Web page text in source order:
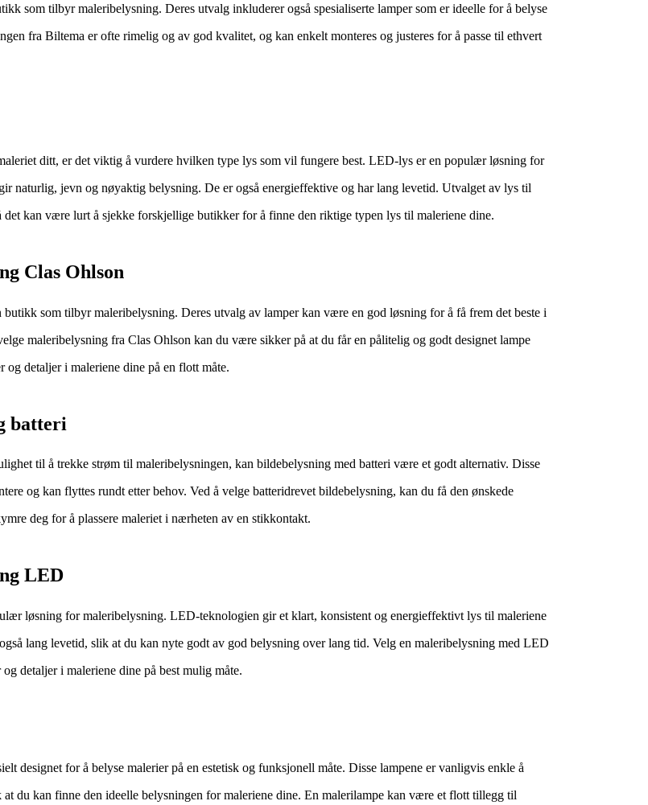
som tilbyr maleribelysning. Deres utvalg inkluderer også spesialiserte lamper som er ideelle for å belyse
fra Biltema er ofte rimelig og av god kvalitet, og kan enkelt monteres og justeres for å passe til ethvert
ditt, er det viktig å vurdere hvilken type lys som vil fungere best. LED-lys er en populær løsning for
naturlig, jevn og nøyaktig belysning. De er også energieffektive og har lang levetid. Utvalget av lys til
det kan være lurt å sjekke forskjellige butikker for å finne den riktige typen lys til maleriene dine.
Clas Ohlson
butikk som tilbyr maleribelysning. Deres utvalg av lamper kan være en god løsning for å få frem det beste i
maleribelysning fra Clas Ohlson kan du være sikker på at du får en pålitelig og godt designet lampe
og detaljer i maleriene dine på en flott måte.
batteri
til å trekke strøm til maleribelysningen, kan bildebelysning med batteri være et godt alternativ. Disse
og kan flyttes rundt etter behov. Ved å velge batteridrevet bildebelysning, kan du få den ønskede
deg for å plassere maleriet i nærheten av en stikkontakt.
LED
løsning for maleribelysning. LED-teknologien gir et klart, konsistent og energieffektivt lys til maleriene
lang levetid, slik at du kan nyte godt av god belysning over lang tid. Velg en maleribelysning med LED
detaljer i maleriene dine på best mulig måte.
designet for å belyse malerier på en estetisk og funksjonell måte. Disse lampene er vanligvis enkle å
at du kan finne den ideelle belysningen for maleriene dine. En malerilampe kan være et flott tillegg til